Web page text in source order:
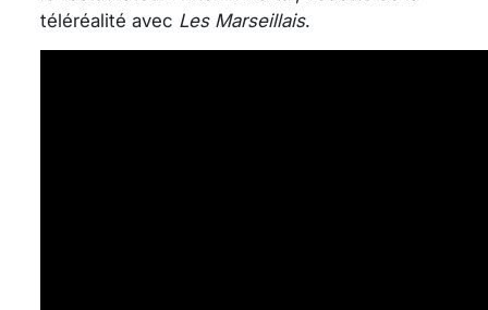
téléréalité avec Les Marseillais.